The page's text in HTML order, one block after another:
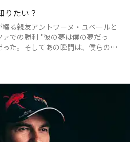
りたい？
る親友アントワーヌ・ユベールと
での勝利 "彼の夢は僕の夢だっ
た。そしてあの瞬間は、僕らのも